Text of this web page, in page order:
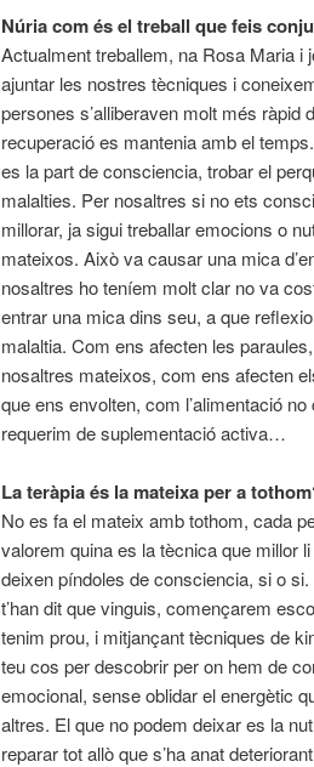
Núria com és el treball que feis
Actualment treballem, na Rosa Maria i
ajuntar les nostres tècniques i
persones s’alliberaven molt més ràpid
recuperació es mantenia amb el
es la part de consciencia, trobar el
malalties. Per nosaltres si no ets
millorar, ja sigui treballar emocions o
mateixos. Això va causar una mica
nosaltres ho teníem molt clar no va
entrar una mica dins seu, a que
malaltia. Com ens afecten les
nosaltres mateixos, com ens afecten
que ens envolten, com l’alimentació
requerim de suplementació activa…
La teràpia és la mateixa per a
No es fa el mateix amb tothom, cada
valorem quina es la tècnica que millor
deixen píndoles de consciencia, si o
t’han dit que vinguis, començarem
tenim prou, i mitjançant tècniques de
teu cos per descobrir per on hem de
emocional, sense oblidar el energètic
altres. El que no podem deixar es la
reparar tot allò que s’ha anat